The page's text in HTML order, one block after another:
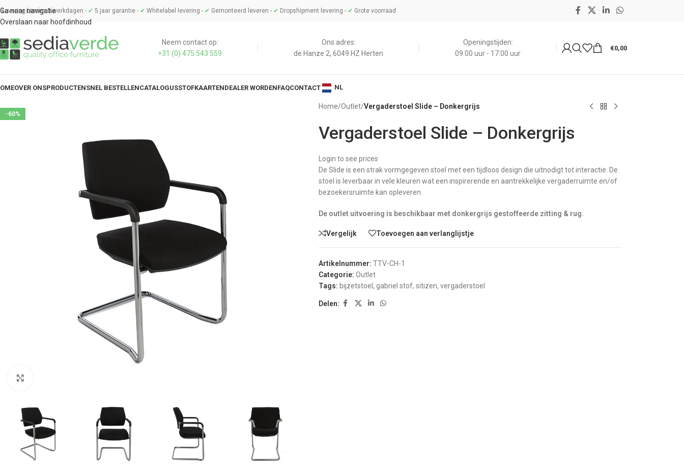
Ga naar navigatie
Overslaan naar hoofdinhoud
Levering binnen 3 werkdagen - ✔ 5 jaar garantie - ✔ Whitelabel levering - ✔ Gemonteerd leveren - ✔ Dropshipment levering - ✔ Grote voorraad
Neem contact op:
+31 (0) 475 543 559
Ons adres:
de Hanze 2, 6049 HZ Herten
Openingstijden:
09.00 uur - 17:00 uur
€0,00
OVER ONSPRODUCTENSNEL BESTELLENCATALOGUSSTOFKAARTENDEALER WORDENFAQCONTACT NL
-60%
Home/Outlet/Vergaderstoel Slide – Donkergrijs
Vergaderstoel Slide – Donkergrijs
Login to see prices
De Slide is een strak vormgegeven stoel met een tijdloos design die uitnodigt tot interactie. De
stoel is leverbaar in vele kleuren wat een inspirerende en aantrekkelijke vergaderruimte en/of
bezoekersruimte kan opleveren.
De outlet uitvoering is beschikbaar met donkergrijs gestoffeerde zitting & rug.
Vergelijk Toevoegen aan verlanglijstje
Artikelnummer: TTV-CH-1
Categorie: Outlet
Tags: bijzetstoel , gabriel stof, sitizen, vergaderstoel
Delen: